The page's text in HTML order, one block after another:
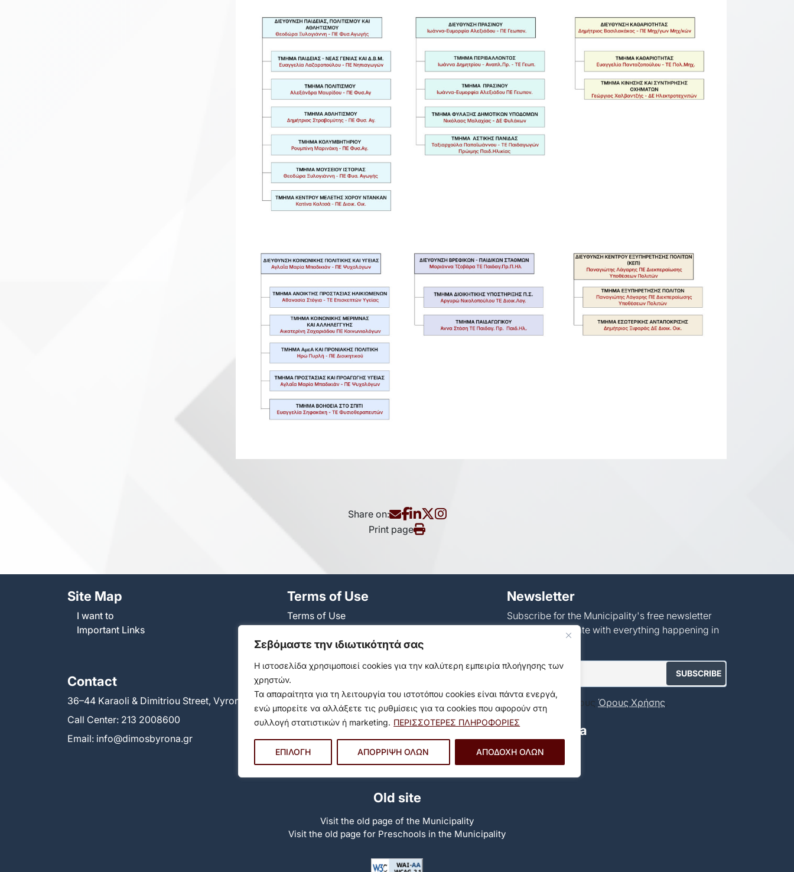
Σεβόμαστε την ιδιωτικότητά σας
Η ιστοσελίδα χρησιμοποιεί cookies για την καλύτερη εμπειρία πλοήγησης των
χρηστών.
Τα απαραίτητα για τη λειτουργία του ιστοτόπου cookies είναι πάντα ενεργά,
ενώ μπορείτε να αλλάξετε τις ρυθμίσεις για τα cookies που αφορούν στη
συλλογή στατιστικών ή marketing. ΠΕΡΙΣΣΟΤΕΡΕΣ ΠΛΗΡΟΦΟΡΙΕΣ
ΕΠΙΛΟΓΗ ΑΠΟΡΡΙΨΗ ΟΛΩΝ ΑΠΟΔΟΧΗ ΟΛΩΝ
Share on:
Print page
Site Map
I want to
Important Links
Contact
36–44 Karaoli & Dimitriou Street, Vyronas 16233
Call Center: 213 2008600
Email: info@dimosbyrona.gr
Terms of Use
Terms of Use
Policy on the use of cookies and tracking
Accessibility statement
Privacy Settings
Νewsletter
Subscribe for the Municipality's free newsletter
and stay up to date with everything happening in
Αποδέχομαι τους Όρους Χρήσης.
Social Media
Old site
Visit the old page of the Municipality
Visit the old page for Preschools in the Municipality